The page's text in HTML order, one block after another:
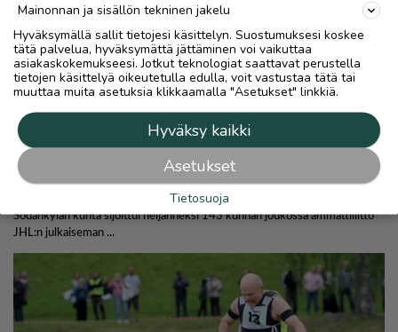
Mainonnan ja sisällön tekninen jakelu
Hyväksymällä sallit tietojesi käsittelyn. Suostumuksesi koskee
tätä palvelua, hyväksymättä jättäminen voi vaikuttaa
asiakaskokemukseesi. Jotkut teknologiat saattavat perustella
tietojen käsittelyä oikeutetulla edulla, voit vastustaa tätä tai
muuttaa muita asetuksia klikkaamalla "Asetukset" linkkiä.
Hyväksy kaikki
Asetukset
Tietosuoja